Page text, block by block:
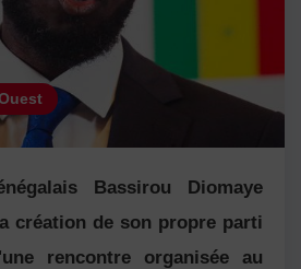
Bassirou Diomaye
création de son propre parti
rencontre organisée au